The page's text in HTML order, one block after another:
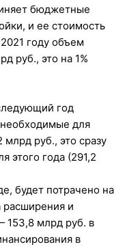
бюджетные
и ее стоимость
году объем
руб., это на 1%
год
для
руб., это сразу
этого года (291,2
будет потрачено на
расширения и
153,8 млрд руб. в
в